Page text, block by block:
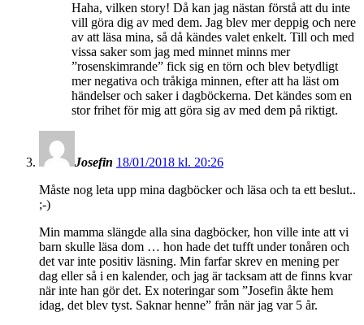
Haha, vilken story! Då kan jag nästan förstå att du inte
vill göra dig av med dem. Jag blev mer deppig och nere
av att läsa mina, så då kändes valet enkelt. Till och med
vissa saker som jag med minnet minns mer
”rosenskimrande” fick sig en törn och blev betydligt
mer negativa och tråkiga minnen, efter att ha läst om
händelser och saker i dagböckerna. Det kändes som en
stor frihet för mig att göra sig av med dem på riktigt.
Josefin 18/01/2018 kl. 20:26
Måste nog leta upp mina dagböcker och läsa och ta ett beslut..
;-)
Min mamma slängde alla sina dagböcker, hon ville inte att vi
barn skulle läsa dom … hon hade det tufft under tonåren och
det var inte positiv läsning. Min farfar skrev en mening per
dag eller så i en kalender, och jag är tacksam att de finns kvar
när inte han gör det. Ex noteringar som ”Josefin åkte hem
idag, det blev tyst. Saknar henne” från när jag var 5 år.